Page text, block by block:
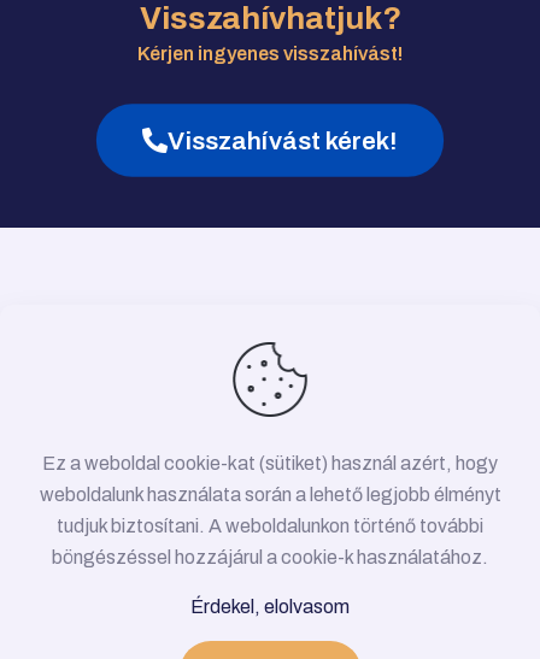
Visszahívhatjuk?
Kérjen ingyenes visszahívást!
Visszahívást kérek!
Minden jog fenntartva!
Adatkezelési Tájékoztató
Ez a weboldal cookie-kat (sütiket) használ azért, hogy
weboldalunk használata során a lehető legjobb élményt
tudjuk biztosítani. A weboldalunkon történő további
böngészéssel hozzájárul a cookie-k használatához.
Érdekel, elolvasom